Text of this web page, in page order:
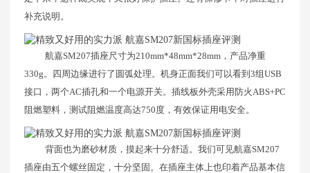
补充说明。
航嘉SM207插座尺寸为210mm*48mm*28mm，产品净重
330g。四周边缘进行了圆弧处理。机身正面我们可以看到3组USB
接口，两个AC插孔和一个电源开关。插线板外壳采用防火ABS+PC
阻燃塑料，测试阻燃温度高达750度，有效保证用电安全。
背面也为磨砂材质，摸起来十分舒适。我们可见航嘉SM207
插座由五个螺丝固定，十分坚固。在插座主体上也印着产品基本信